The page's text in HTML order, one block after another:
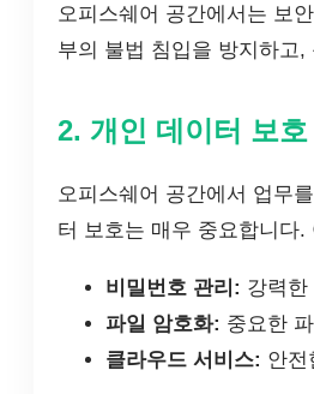
오피스쉐어 공간에서는 보
부의 불법 침입을 방지하고
2. 개인 데이터 보호
오피스쉐어 공간에서 업무
터 보호는 매우 중요합니다
비밀번호 관리: 강력한
파일 암호화: 중요한
클라우드 서비스: 안전